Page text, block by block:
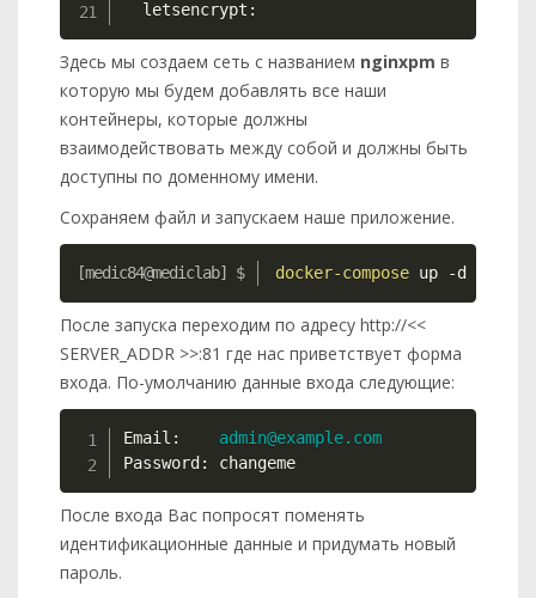
  letsencrypt
:
Здесь мы создаем сеть с названием nginxpm в
которую мы будем добавлять все наши
контейнеры, которые должны
взаимодействовать между собой и должны быть
доступны по доменному имени.
Сохраняем файл и запускаем наше приложение.
docker-compose up -d
Copy
После запуска переходим по адресу http://<<
SERVER_ADDR >>:81 где нас приветствует форма
входа. По-умолчанию данные входа следующие:
Email: admin@example.com
Password: changeme
После входа Вас попросят поменять
идентификационные данные и придумать новый
пароль.